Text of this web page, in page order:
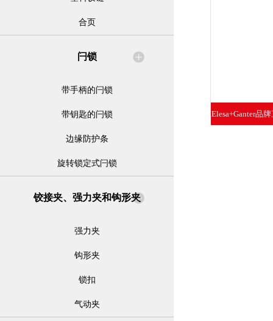
合页
闩锁
带手柄的闩锁
带钥匙的闩锁
边缘防护条
旋转锁定式闩锁
铰接夹、强力夹和钩形夹
强力夹
钩形夹
锁扣
气动夹
Elesa+Ganter品